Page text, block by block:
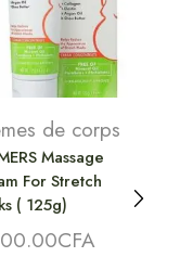
de corps
Massage
For Stretch
( 125g)
CFA